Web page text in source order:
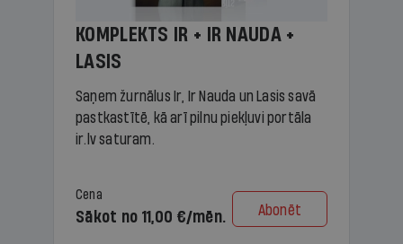
KOMPLEKTS IR + IR NAUDA +
LASIS
Saņem žurnālus Ir, Ir Nauda un Lasis savā
pastkastītē, kā arī pilnu piekļuvi portāla
ir.lv saturam.
Cena
Sākot no 11,00 €/mēn. Abonēt